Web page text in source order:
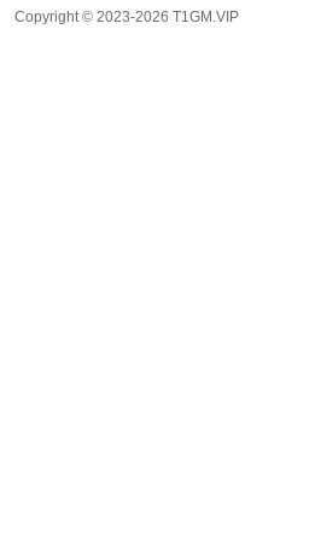
Copyright © 2023-2026 T1GM.VIP